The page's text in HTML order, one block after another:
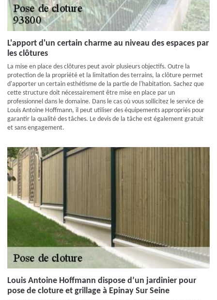
L'apport d'un certain charme au niveau des espaces par
les clôtures
La mise en place des clôtures peut avoir plusieurs objectifs. Outre la
protection de la propriété et la limitation des terrains, la clôture permet
d'apporter un certain esthétisme de la partie de l'habitation. Sachez que
cette structure doit nécessairement être mise en place par un
professionnel dans le domaine. Dans le cas où vous sollicitez le service de
Louis Antoine Hoffmann, il peut utiliser des équipements appropriés pour
garantir la qualité des tâches. Le devis de la tâche est également gratuit
et sans engagement.
Louis Antoine Hoffmann dispose d’un jardinier pour
pose de cloture et grillage à Epinay Sur Seine